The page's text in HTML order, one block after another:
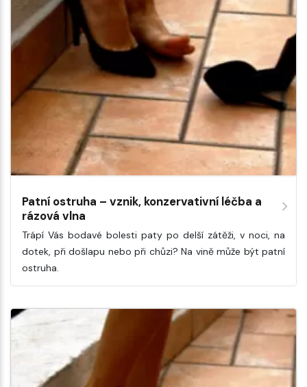
Patní ostruha – vznik, konzervativní léčba a
rázová vlna
Trápí Vás bodavé bolesti paty po delší zátěži, v noci, na
dotek, při došlapu nebo při chůzi? Na vině může být patní
ostruha.